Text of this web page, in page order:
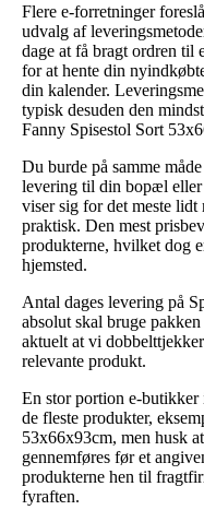
Flere e-forretninger
udvalg af
dage at få bragt ordren til
for at hente din
din kalender.
typisk desuden den
Fanny Spisestol Sort
Du burde på samme
levering til din bopæl eller
viser sig for det meste
praktisk. Den mest
produkterne, hvilket dog
hjemsted.
Antal dages levering på
absolut skal bruge
aktuelt at vi
relevante produkt.
En stor portion e-butikker
de fleste produkter,
53x66x93cm, men husk
gennemføres før et
produkterne hen til
fyraften.